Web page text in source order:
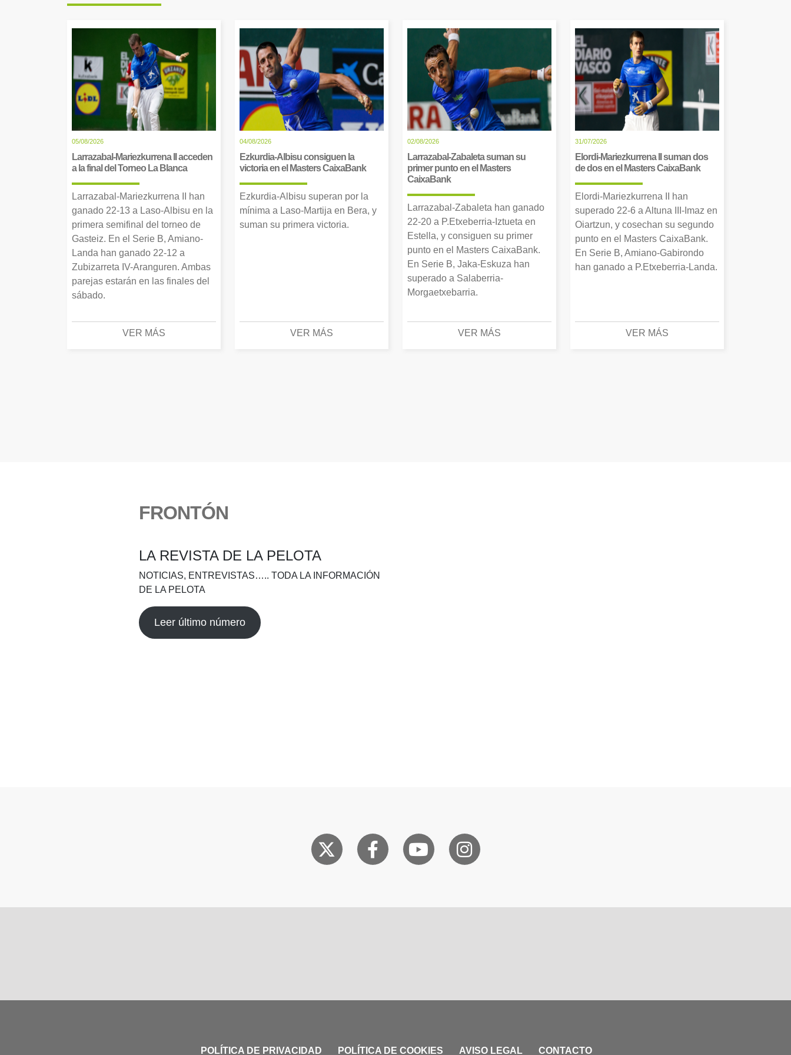
05/08/2026
Larrazabal-Mariezkurrena II acceden
a la final del Torneo La Blanca
Larrazabal-Mariezkurrena II han
ganado 22-13 a Laso-Albisu en la
primera semifinal del torneo de
Gasteiz. En el Serie B, Amiano-
Landa han ganado 22-12 a
Zubizarreta IV-Aranguren. Ambas
parejas estarán en las finales del
sábado.
VER MÁS
04/08/2026
Ezkurdia-Albisu consiguen la
victoria en el Masters CaixaBank
Ezkurdia-Albisu superan por la
mínima a Laso-Martija en Bera, y
suman su primera victoria.
VER MÁS
02/08/2026
Larrazabal-Zabaleta suman su
primer punto en el Masters
CaixaBank
Larrazabal-Zabaleta han ganado
22-20 a P.Etxeberria-Iztueta en
Estella, y consiguen su primer
punto en el Masters CaixaBank.
En Serie B, Jaka-Eskuza han
superado a Salaberria-
Morgaetxebarria.
VER MÁS
31/07/2026
Elordi-Mariezkurrena II suman dos
de dos en el Masters CaixaBank
Elordi-Mariezkurrena II han
superado 22-6 a Altuna III-Imaz en
Oiartzun, y cosechan su segundo
punto en el Masters CaixaBank.
En Serie B, Amiano-Gabirondo
han ganado a P.Etxeberria-Landa.
VER MÁS
FRONTÓN
LA REVISTA DE LA PELOTA
NOTICIAS, ENTREVISTAS….. TODA LA INFORMACIÓN
DE LA PELOTA
Leer último número
POLÍTICA DE PRIVACIDAD POLÍTICA DE COOKIES AVISO LEGAL CONTACTO